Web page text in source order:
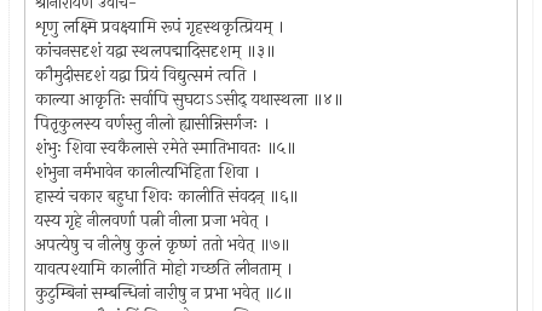
शृणु लक्ष्मि प्रवक्ष्यामि रूपं गृहस्थकृत्प्रियम् ।
कांचनसदृशं यद्वा स्थलपद्मादिसदृशम् ॥३॥
कौमुदीसदृशं यद्वा प्रियं विद्युत्समं त्वति ।
काल्या आकृतिः सर्वापि सुघटाऽऽसीद् यथास्थला ॥४॥
पितृकुलस्य वर्णस्तु नीलो ह्यासीन्निसर्गजः ।
शंभुः शिवा स्वकैलासे रमेते स्मातिभावतः ॥५॥
शंभुना नर्मभावेन कालीत्यभिहिता शिवा ।
हास्यं चकार बहुधा शिवः कालीति संवदन् ॥६॥
यस्य गृहे नीलवर्णा पत्नी नीला प्रजा भवेत् ।
अपत्येषु च नीलेषु कुलं कृष्णं ततो भवेत् ॥७॥
यावत्पश्यामि कालीति मोहो गच्छति लीनताम् ।
कुटुम्बिनां सम्बन्धिनां नारीषु न प्रभा भवेत् ॥८॥